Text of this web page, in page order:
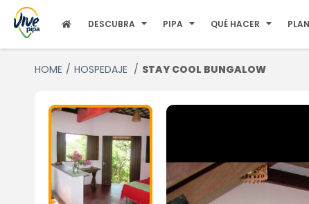
DESCUBRA PIPA QUÉ HACER
HOME HOSPEDAJE STAY COOL BUNGALOW